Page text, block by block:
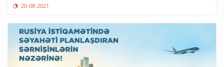
20-08-2021